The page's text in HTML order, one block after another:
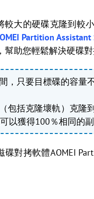
大的硬碟克隆到較
Partition Assistant
幫助您輕鬆解決硬碟
，只要目標碟的容
包括克隆壞軌）克
以獲得100％相同的
對拷軟體AOMEI